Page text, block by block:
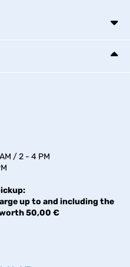
/ 2 - 4 PM
up to and including the
50,00 €